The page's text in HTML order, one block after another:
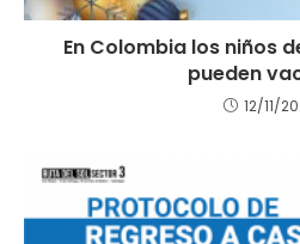
En Colombia los niños
pueden
12/11/